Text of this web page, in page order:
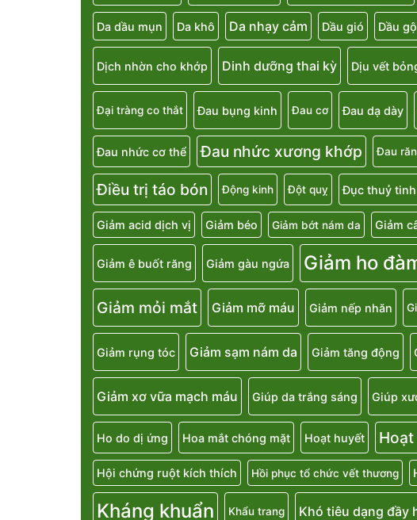
Da dầu mụn Da khô Da nhạy cảm Dầu gió Dầu
Dịch nhờn cho khớp Dinh dưỡng thai kỳ Dịu vết
Đại tràng co thắt Đau bụng kinh Đau cơ Đau dạ dày
Đau nhức cơ thể Đau nhức xương khớp Đau
Điều trị táo bón Động kinh Đột quỵ Đục thuỷ
Giảm acid dịch vị Giảm béo Giảm bớt nám da Giảm
Giảm ê buốt răng Giảm gàu ngứa Giảm ho
Giảm mỏi mắt Giảm mỡ máu Giảm nếp nhăn
Giảm rụng tóc Giảm sạm nám da Giảm tăng động
Giảm xơ vữa mạch máu Giúp da trắng sáng Giúp
Ho do dị ứng Hoa mắt chóng mặt Hoạt huyết
Hội chứng ruột kích thích Hồi phục tổ chức vết thương
Kháng khuẩn Khẩu trang Khó tiêu dạng đầy